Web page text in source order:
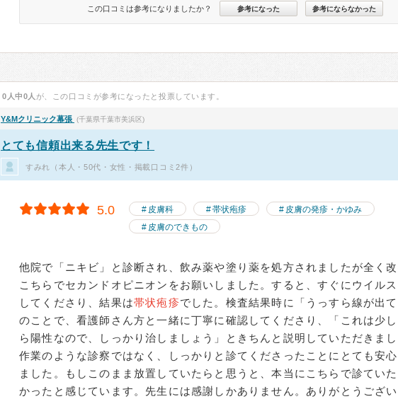
この口コミは参考になりましたか？ 参考になった 参考にならなかった
0人中0人 が、この口コミが参考になったと投票しています。
Y&Mクリニック幕張 (千葉県千葉市美浜区)
とても信頼出来る先生です！
すみれ（本人・50代・女性・掲載口コミ2件）
5.0 皮膚科 帯状疱疹
皮膚の発疹・かゆみ
皮膚のできもの
他院で「ニキビ」と診断され、飲み薬や塗り薬を処方されましたが全く改
こちらでセカンドオピニオンをお願いしました。すると、すぐにウイル
してくださり、結果は帯状疱疹でした。検査結果時に「うっすら線が出
のことで、看護師さん方と一緒に丁寧に確認してくださり、「これは少
ら陽性なので、しっかり治しましょう」ときちんと説明していただきま
作業のような診察ではなく、しっかりと診てくださったことにとても安心
ました。もしこのまま放置していたらと思うと、本当にこちらで診ていた
かったと感じています。先生には感謝しかありません。ありがとうござい